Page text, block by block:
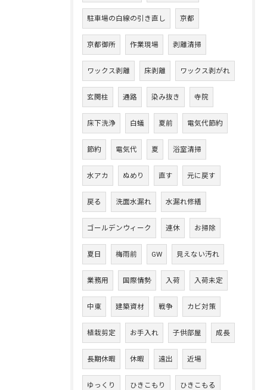
駐車場の白線の引き直し 京都
京都御所 作業現場 剥離清掃
ワックス剥離 床剥離 ワックス剥がれ
玄関柱 通路 染み抜き 寺院
床下洗浄 白蟻 夏前 電気代節約
節約 電気代 夏 浴室清掃
水アカ ぬめり 直す 元に戻す
戻る 洗面水漏れ 水漏れ修繕
ゴールデンウィーク 連休 お掃除
夏日 梅雨前 GW 見えない汚れ
業務用 国際情勢 入荷 入荷未定
中東 建築資材 戦争 カビ対策
植栽剪定 お手入れ 子供部屋 成長
長期休暇 休暇 遠出 近場
ゆっくり ひきこもり ひきこもる